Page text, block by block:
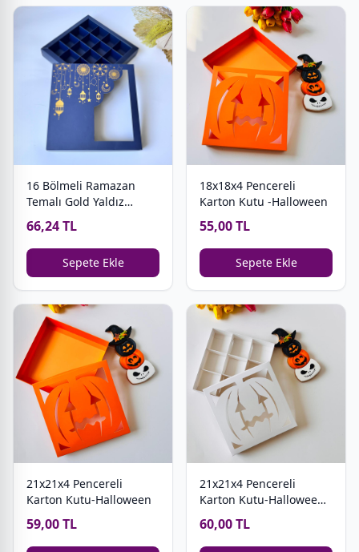
16 Bölmeli Ramazan
Temalı Gold Yaldız
Baskılı Bonbon Çikolata
Kutusu
66,24 TL
Sepete Ekle
18x18x4 Pencereli
Karton Kutu -Halloween
55,00 TL
Sepete Ekle
21x21x4 Pencereli
Karton Kutu-Halloween
59,00 TL
21x21x4 Pencereli
Karton Kutu-Halloween
(9 Bölmeli)
60,00 TL